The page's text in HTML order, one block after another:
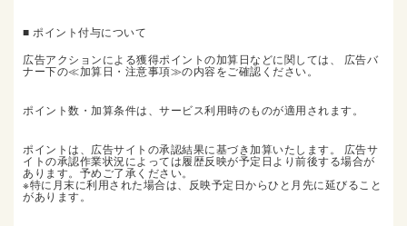
■ ポイント付与について
広告アクションによる獲得ポイントの加算日などに関しては、 広告バ
ナー下の≪加算日・注意事項≫の内容をご確認ください。
ポイント数・加算条件は、サービス利用時のものが適用されます。
ポイントは、広告サイトの承認結果に基づき加算いたします。 広告サ
イトの承認作業状況によっては履歴反映が予定日より前後する場合が
あります。予めご了承ください。
※特に月末に利用された場合は、反映予定日からひと月先に延びること
があります。